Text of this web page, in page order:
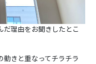
だ理由をお聞きしたとこ
動きと重なってチラチラ